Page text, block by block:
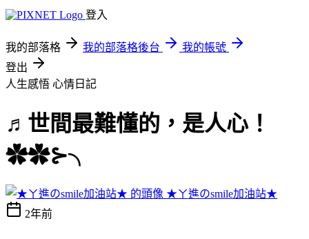
登入
我的部落格 我的部落格後台
我的帳號
登出
人生感悟 心情日記
♬世間最難懂的，是人心！
✿✿⊱╮
★ㄚ進のsmile加油站★
2年前